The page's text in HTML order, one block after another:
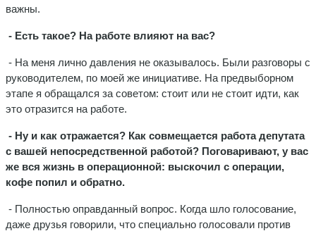
важны.
- Есть такое? На работе влияют на вас?
- На меня лично давления не оказывалось. Были разговоры с
руководителем, по моей же инициативе. На предвыборном
этапе я обращался за советом: стоит или не стоит идти, как
это отразится на работе.
- Ну и как отражается? Как совмещается работа депутата
с вашей непосредственной работой? Поговаривают, у вас
же вся жизнь в операционной: выскочил с операции,
кофе попил и обратно.
- Полностью оправданный вопрос. Когда шло голосование,
даже друзья говорили, что специально голосовали против